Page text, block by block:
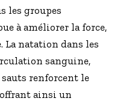
les groupes
à améliorer la force,
La natation dans les
sanguine,
sauts renforcent le
ainsi un